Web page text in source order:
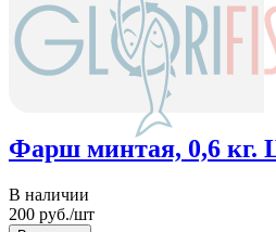
Фарш минтая, 0,6 кг.
В наличии
200 руб./шт